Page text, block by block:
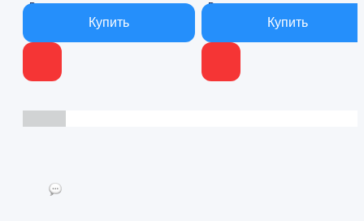
В наличии В наличии